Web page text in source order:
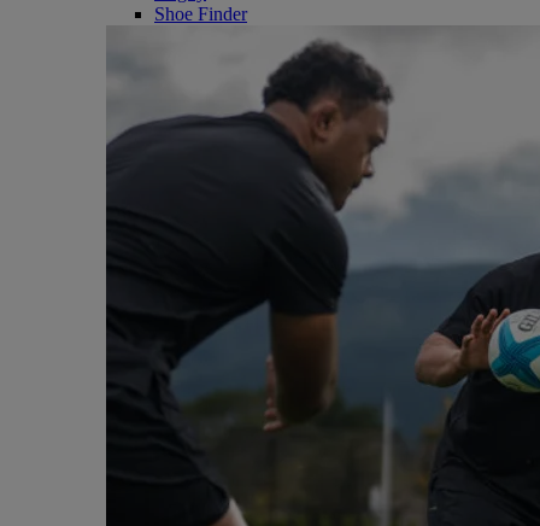
Shoe Finder